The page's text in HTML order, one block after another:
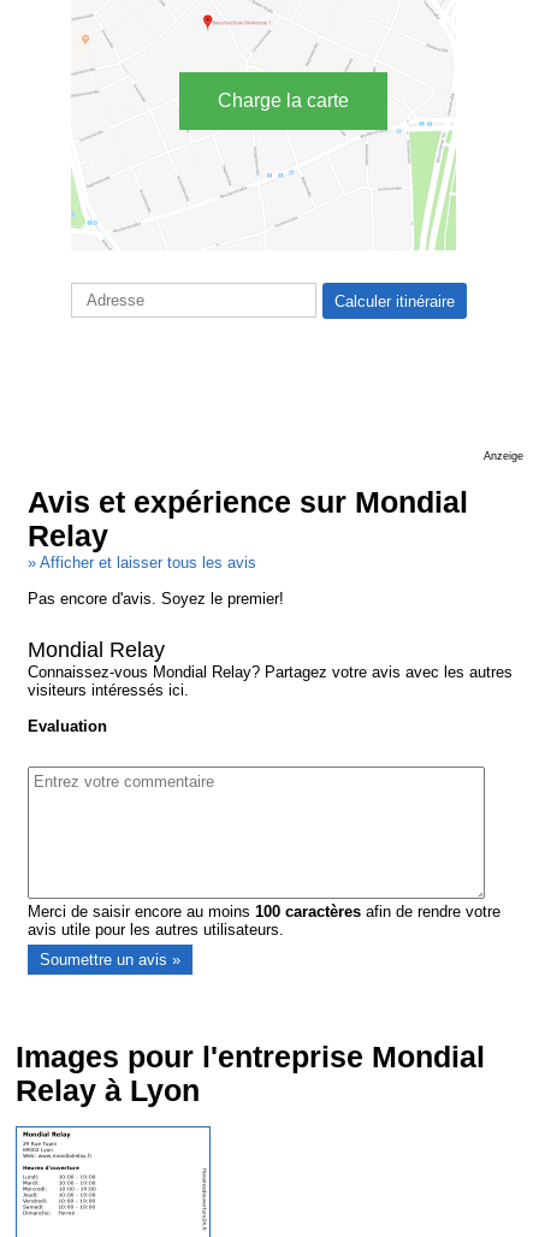
Charge la carte
Anzeige
Avis et expérience sur Mondial
Relay
» Afficher et laisser tous les avis
Pas encore d'avis. Soyez le premier!
Mondial Relay
Connaissez-vous Mondial Relay? Partagez votre avis avec les autres
visiteurs intéressés ici.
Evaluation
Merci de saisir encore au moins100 caractères afin de rendre votre
avis utile pour les autres utilisateurs.
Images pour l'entreprise Mondial
Relay à Lyon